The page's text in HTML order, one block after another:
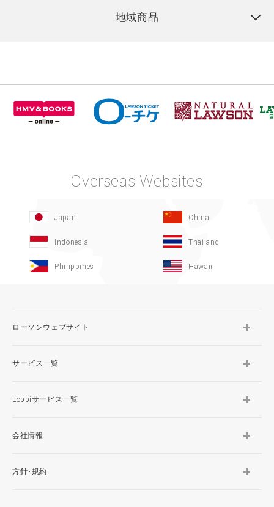
地域商品
Overseas Websites
Japan China
Indonesia Thailand
Philippines Hawaii
ローソンウェブサイト
サービス一覧
Loppiサービス一覧
会社情報
方針･規約